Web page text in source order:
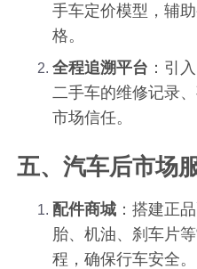
手车定价模型，辅
格。
全程追溯平台 ：引
二手车的维修记录
市场信任。
五、汽车后市场
配件商城 ：搭建正
胎、机油、刹车片
程，确保行车安全。